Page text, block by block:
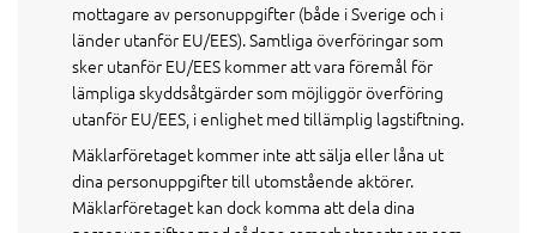
mottagare av personuppgifter (både i Sverige och i
länder utanför EU/EES). Samtliga överföringar som
sker utanför EU/EES kommer att vara föremål för
lämpliga skyddsåtgärder som möjliggör överföring
utanför EU/EES, i enlighet med tillämplig lagstiftning.
Mäklarföretaget kommer inte att sälja eller låna ut
dina personuppgifter till utomstående aktörer.
Mäklarföretaget kan dock komma att dela dina